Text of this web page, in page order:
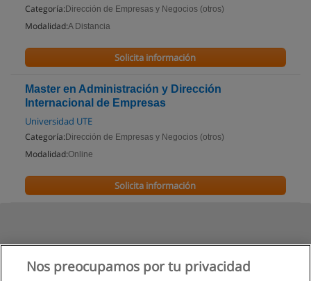
Categoría: Dirección de Empresas y Negocios (otros)
Modalidad:A Distancia
Solicita información
Master en Administración y Dirección
Internacional de Empresas
Universidad UTE
Categoría: Dirección de Empresas y Negocios (otros)
Modalidad:Online
Solicita información
Nos preocupamos por tu privacidad